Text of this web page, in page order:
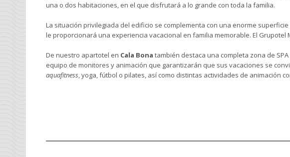
una o dos habitaciones, en el que disfrutará a lo grande con toda la familia.
La situación privilegiada del edificio se complementa con una enorme
le proporcionará una experiencia vacacional en familia memorable. El
De nuestro apartotel en Cala Bona también destaca una completa zona de
equipo de monitores y animación que garantizarán que sus vacaciones se
aquafitness, yoga, fútbol o pilates, así como distintas actividades de animación